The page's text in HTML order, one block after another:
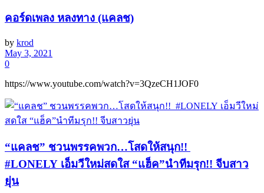
คอร์ดเพลง หลงทาง (แคลช)
by krod
May 3, 2021
0
https://www.youtube.com/watch?v=3QzeCH1JOF0
“แคลช” ชวนพรรคพวก…โสดให้สนุก!!
#LONELY เอ็มวีใหม่สดใส “แฮ็ค”นำทีมรุก!! จีบสาว
ยุ่น